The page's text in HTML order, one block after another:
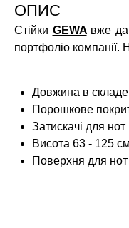
ОПИС
Стійки GEWA вже
портфоліо компанії.
Довжина в
Порошкове
Затискачі для нот
Висота 63 - 125 см
Поверхня для